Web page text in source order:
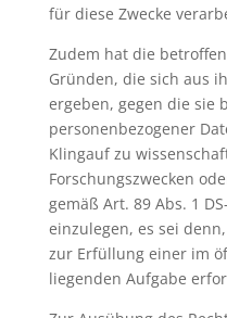
für diese Zwecke
Zudem hat die
Gründen, die sich aus
ergeben, gegen die sie
personenbezogener
Klingauf zu
Forschungszwecken
gemäß Art. 89 Abs. 1
einzulegen, es sei
zur Erfüllung einer im
liegenden Aufgabe